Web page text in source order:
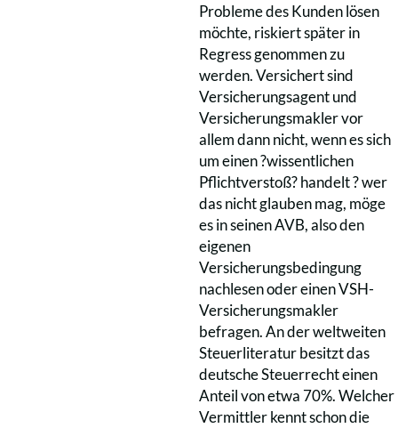
Probleme des Kunden lösen
möchte, riskiert später in
Regress genommen zu
werden. Versichert sind
Versicherungsagent und
Versicherungsmakler vor
allem dann nicht, wenn es sich
um einen ?wissentlichen
Pflichtverstoß? handelt ? wer
das nicht glauben mag, möge
es in seinen AVB, also den
eigenen
Versicherungsbedingung
nachlesen oder einen VSH-
Versicherungsmakler
befragen. An der weltweiten
Steuerliteratur besitzt das
deutsche Steuerrecht einen
Anteil von etwa 70%. Welcher
Vermittler kennt schon die